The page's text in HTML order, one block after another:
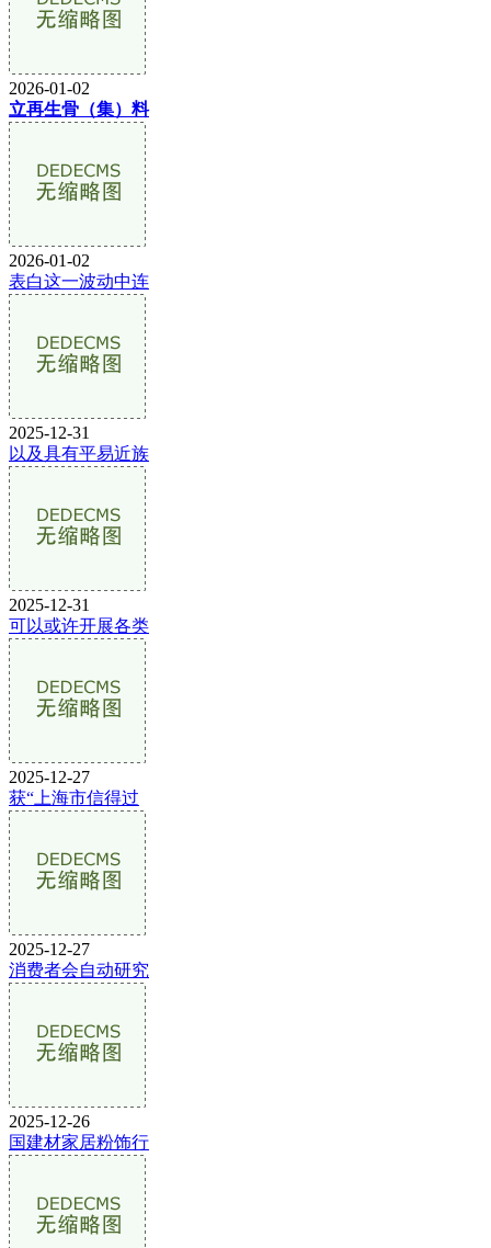
2026-01-02
立再生骨（集）料
2026-01-02
表白这一波动中连
2025-12-31
以及具有平易近族
2025-12-31
可以或许开展各类
2025-12-27
获“上海市信得过
2025-12-27
消费者会自动研究
2025-12-26
国建材家居粉饰行